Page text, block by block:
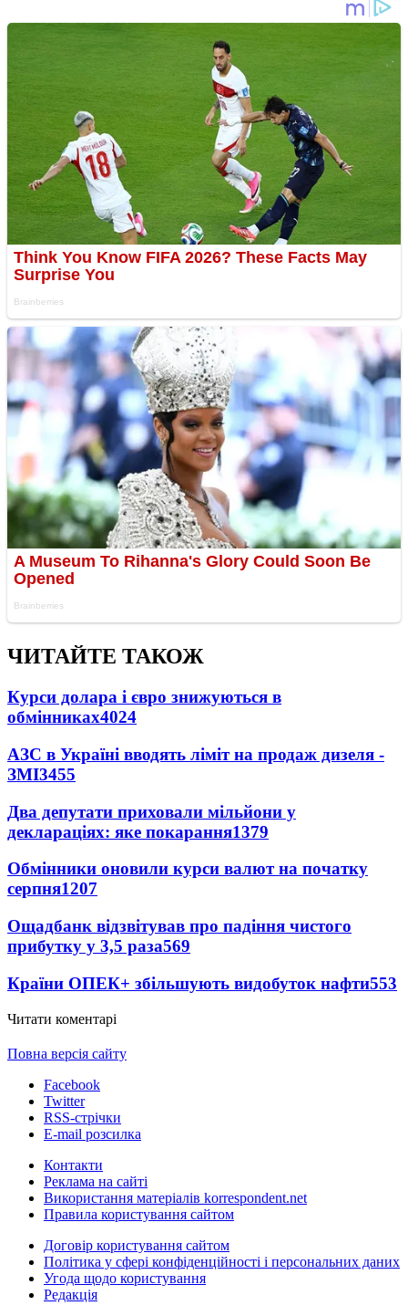
ЧИТАЙТЕ ТАКОЖ
Курси долара і євро знижуються в
обмінниках4024
АЗС в Україні вводять ліміт на продаж дизеля -
ЗМІ3455
Два депутати приховали мільйони у
деклараціях: яке покарання1379
Обмінники оновили курси валют на початку
серпня1207
Ощадбанк відзвітував про падіння чистого
прибутку у 3,5 раза569
Країни ОПЕК+ збільшують видобуток нафти553
Читати коментарі
Повна версія сайту
Facebook
Twitter
RSS-стрічки
E-mail розсилка
Контакти
Реклама на сайті
Використання матеріалів korrespondent.net
Правила користування сайтом
Договір користування сайтом
Політика у сфері конфіденційності і персональних даних
Угода щодо користування
Редакція